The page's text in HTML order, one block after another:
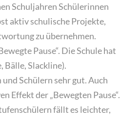
Schuljahren Schülerinnen
aktiv schulische Projekte,
zu übernehmen.
Pause“. Die Schule hat
Bälle, Slackline).
Schülern sehr gut. Auch
Effekt der „Bewegten Pause“.
fällt es leichter,